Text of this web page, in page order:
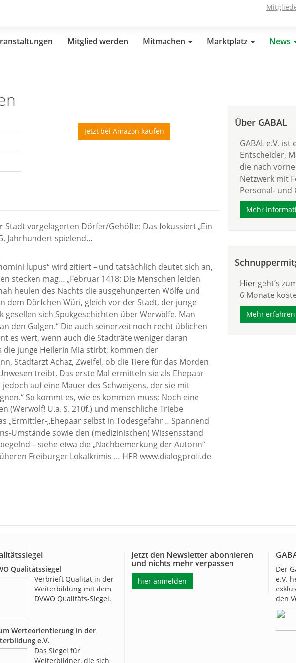
Mitglied werden Mitmachen Marktplatz News
Jetzt bei Amazon kaufen
vorgelagerten Dörfer/Gehöfte: Das fokussiert „Ein
Jahrhundert spielend…
lupus“ wird zitiert – und tatsächlich deutet sich an,
stecken mag… „Februar 1418: Die Menschen leiden
heulen des Nachts die ausgehungerten Wölfe und
dem Dörfchen Würi, gleich vor der Stadt, der junge
gesellen sich Spukgeschichten über Werwölfe. Man
den Galgen.“ Die auch seinerzeit noch recht üblichen
es wert, wenn auch die Stadträte weniger daran
die junge Heilerin Mia stirbt, kommen der
Stadtarzt Achaz, Zweifel, ob die Tiere für das Morden
treibt. Das erste Mal ermitteln sie als Ehepaar
auf eine Mauer des Schweigens, der sie mit
So kommt es, wie es kommen muss: Noch eine
(Werwolf! U.a. S. 210f.) und menschliche Triebe
„Ermittler-„Ehepaar selbst in Todesgefahr… Spannend
Umstände sowie den (medizinischen) Wissensstand
– siehe etwa die „Nachbemerkung der Autorin“
Freiburger Lokalkrimis … HPR www.dialogprofi.de
Über GABAL
GABAL e.V.
Entscheider,
die nach
Netzwerk mit
Personal- und
Mehr
Hier geht’s
6 Monate
Mehr erfahren
Qualitätssiegel
Verbrieft Qualität in der
Weiterbildung mit dem
DVWO Qualitäts-Siegel.
Werteorientierung in der
e.V.
Das Siegel für
Weiterbildner, die sich
Jetzt den Newsletter abonnieren
und nichts mehr verpassen
hier anmelden
Der
e.V.
den